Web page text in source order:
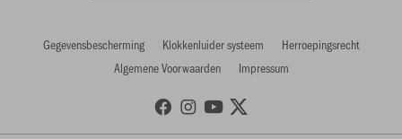
Gegevensbescherming Klokkenluider systeem
Herroepingsrecht
Algemene Voorwaarden
Impressum